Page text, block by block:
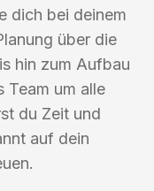
dich bei deinem
über die
hin zum Aufbau
Team um alle
du Zeit und
auf dein